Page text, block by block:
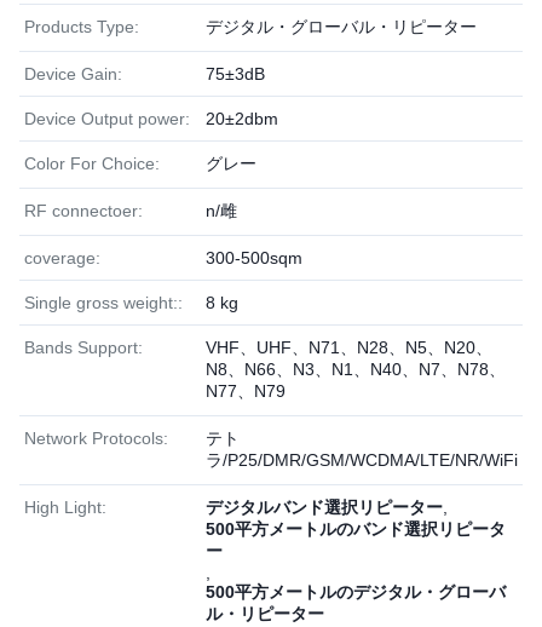
Products Type: デジタル・グローバル・リピーター
Device Gain: 75±3dB
Device Output power: 20±2dbm
Color For Choice: グレー
RF connectoer: n/雌
coverage: 300-500sqm
Single gross weight:: 8 kg
Bands Support:
VHF、UHF、N71、N28、N5、N20、
N8、N66、N3、N1、N40、N7、N78、
N77、N79
Network Protocols:
テト
ラ/P25/DMR/GSM/WCDMA/LTE/NR/WiFi
High Light: デジタルバンド選択リピーター
500平方メートルのバンド選択リピータ
ー
500平方メートルのデジタル・グローバ
ル・リピーター